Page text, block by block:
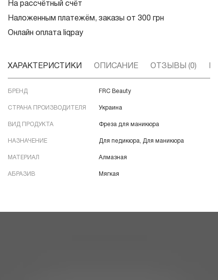
На рассчётный счёт
Наложенным платежём, заказы от 300 грн
Онлайн оплата liqpay
ХАРАКТЕРИСТИКИ ОПИСАНИЕ ОТЗЫВЫ (0)
БРЕНД FRC Beauty
СТРАНА ПРОИЗВОДИТЕЛЯ Украина
ВИД ПРОДУКТА Фреза для маникюра
НАЗНАЧЕНИЕ Для педикюра, Для маникюра
МАТЕРИАЛ Алмазная
АБРАЗИВ Мягкая